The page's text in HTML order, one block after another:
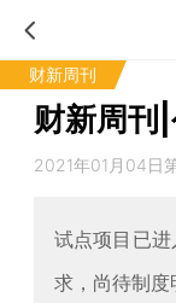
财新周刊
财新周刊
2021年01月04日
试点项目已
求，尚待制度